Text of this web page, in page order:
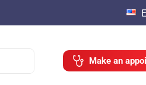
Make an